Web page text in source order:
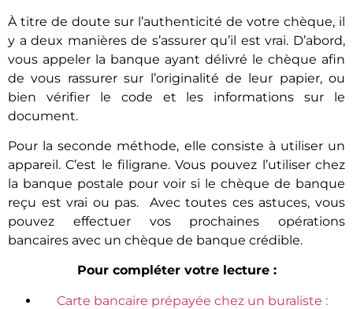
À titre de doute sur l’authenticité de votre chèque, il
y a deux manières de s’assurer qu’il est vrai. D’abord,
vous appeler la banque ayant délivré le chèque afin
de vous rassurer sur l’originalité de leur papier, ou
bien vérifier le code et les informations sur le
document.
Pour la seconde méthode, elle consiste à utiliser un
appareil. C’est le filigrane. Vous pouvez l’utiliser chez
la banque postale pour voir si le chèque de banque
reçu est vrai ou pas. Avec toutes ces astuces, vous
pouvez effectuer vos prochaines opérations
bancaires avec un chèque de banque crédible.
Pour compléter votre lecture :
Carte bancaire prépayée chez un buraliste :